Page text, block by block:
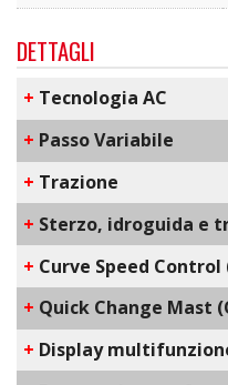
DETTAGLI
+ ​Tecnologia AC
+ Passo Variabile
+ Trazione
+ Sterzo, idroguida e
+ C​urve Speed Control​
+ Q​uick Change Mast​
+ D​isplay